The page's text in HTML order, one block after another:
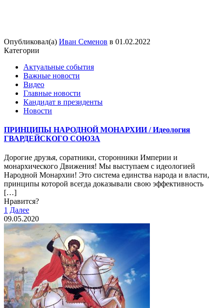
Опубликовал(а) Иван Семенов в 01.02.2022
Категории
Актуальные события
Важные новости
Видео
Главные новости
Кандидат в президенты
Новости
ПРИНЦИПЫ НАРОДНОЙ МОНАРХИИ / Идеология
ГВАРДЕЙСКОГО СОЮЗА
Дорогие друзья, соратники, сторонники Империи и
монархического Движения! Мы выступаем с идеологией
Народной Монархии! Это система единства народа и власти,
принципы которой всегда доказывали свою эффективность
[…]
Нравится?
1 Далее
09.05.2020